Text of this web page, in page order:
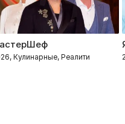
Кулинарные, Реалити